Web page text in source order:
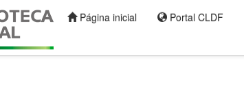
Página inicial Portal CLDF